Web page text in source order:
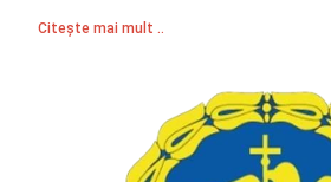
Citește mai mult ..